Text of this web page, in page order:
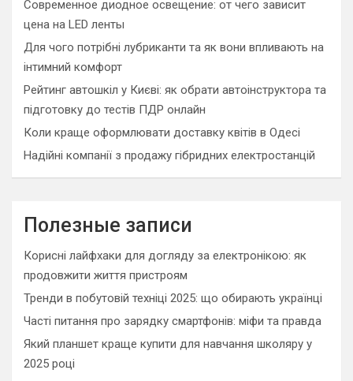
Современное диодное освещение: от чего зависит
цена на LED ленты
Для чого потрібні лубриканти та як вони впливають на
інтимний комфорт
Рейтинг автошкіл у Києві: як обрати автоінструктора та
підготовку до тестів ПДР онлайн
Коли краще оформлювати доставку квітів в Одесі
Надійні компанії з продажу гібридних електростанцій
Полезные записи
Корисні лайфхаки для догляду за електронікою: як
продовжити життя пристроям
Тренди в побутовій техніці 2025: що обирають українці
Часті питання про зарядку смартфонів: міфи та правда
Який планшет краще купити для навчання школяру у
2025 році